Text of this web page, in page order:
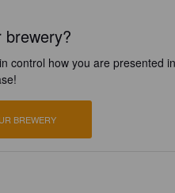
brewery?
control how you are presented
BREWERY